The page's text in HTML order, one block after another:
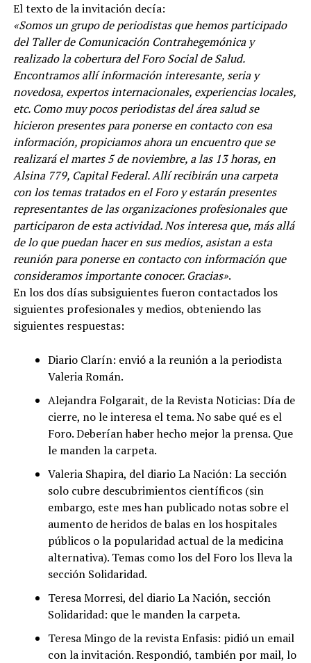
El texto de la invitación decía:
«Somos un grupo de periodistas que hemos participado
del Taller de Comunicación Contrahegemónica y
realizado la cobertura del Foro Social de Salud.
Encontramos allí información interesante, seria y
novedosa, expertos internacionales, experiencias locales,
etc. Como muy pocos periodistas del área salud se
hicieron presentes para ponerse en contacto con esa
información, propiciamos ahora un encuentro que se
realizará el martes 5 de noviembre, a las 13 horas, en
Alsina 779, Capital Federal. Allí recibirán una carpeta
con los temas tratados en el Foro y estarán presentes
representantes de las organizaciones profesionales que
participaron de esta actividad. Nos interesa que, más allá
de lo que puedan hacer en sus medios, asistan a esta
reunión para ponerse en contacto con información que
consideramos importante conocer. Gracias».
En los dos días subsiguientes fueron contactados los
siguientes profesionales y medios, obteniendo las
siguientes respuestas:
Diario Clarín: envió a la reunión a la periodista
Valeria Román.
Alejandra Folgarait, de la Revista Noticias: Día de
cierre, no le interesa el tema. No sabe qué es el
Foro. Deberían haber hecho mejor la prensa. Que
le manden la carpeta.
Valeria Shapira, del diario La Nación: La sección
solo cubre descubrimientos científicos (sin
embargo, este mes han publicado notas sobre el
aumento de heridos de balas en los hospitales
públicos o la popularidad actual de la medicina
alternativa). Temas como los del Foro los lleva la
sección Solidaridad.
Teresa Morresi, del diario La Nación, sección
Solidaridad: que le manden la carpeta.
Teresa Mingo de la revista Enfasis: pidió un email
con la invitación. Respondió, también por mail, lo